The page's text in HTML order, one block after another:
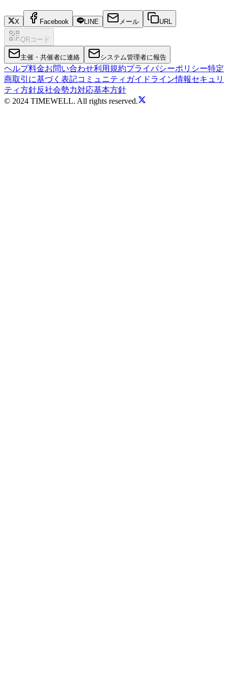
X Facebook LINE メール URL
QRコード
主催・共催者に連絡 システム管理者に報告
ヘルプ料金お問い合わせ利用規約プライバシーポリシー特定
商取引に基づく表記コミュニティガイドライン情報セキュリ
ティ方針反社会勢力対応基本方針
© 2024 TIMEWELL. All rights reserved.